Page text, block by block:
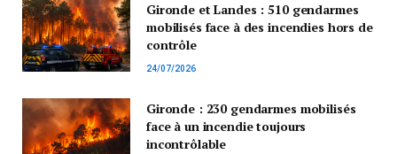
Gironde et Landes : 510 gendarmes
mobilisés face à des incendies hors de
contrôle
24/07/2026
Gironde : 230 gendarmes mobilisés
face à un incendie toujours
incontrôlable